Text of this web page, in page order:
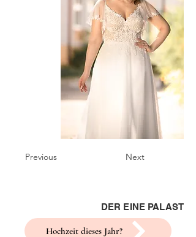
Previous Next
DER EINE PALAST
Hochzeit dieses Jahr?